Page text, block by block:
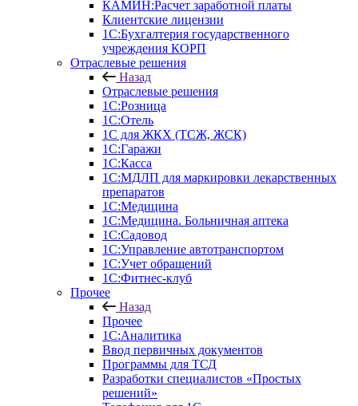
КАМИН:Расчет заработной платы
Клиентские лицензии
1С:Бухгалтерия государственного
учреждения КОРП
Отраслевые решения
Назад
Отраслевые решения
1С:Розница
1С:Отель
1С для ЖКХ (ТСЖ, ЖСК)
1С:Гаражи
1С:Касса
1С:МДЛП для маркировки лекарственных
препаратов
1С:Медицина
1С:Медицина. Больничная аптека
1С:Садовод
1С:Управление автотранспортом
1С:Учет обращений
1С:Фитнес-клуб
Прочее
Назад
Прочее
1С:Аналитика
Ввод первичных документов
Программы для ТСД
Разработки специалистов «Простых
решений»